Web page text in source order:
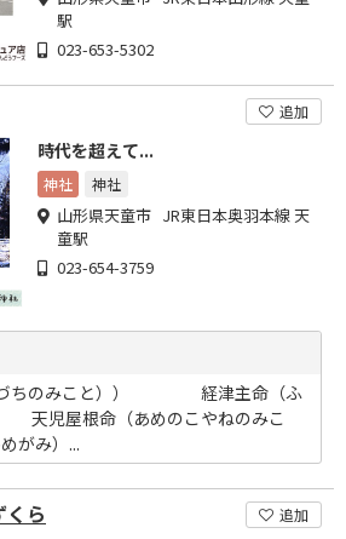
駅
023-653-5302
追加
時代を超えて...
神社 神社
山形県天童市 JR東日本奥羽本線 天
童駅
023-654-3759
づちのみこと）） 経津主命（ふ
児屋根命（あめのこやねのみこ
がみ）...
くら 追加